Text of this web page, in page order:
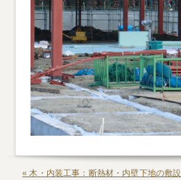
« 木・内装工事：断熱材・内壁下地の敷設